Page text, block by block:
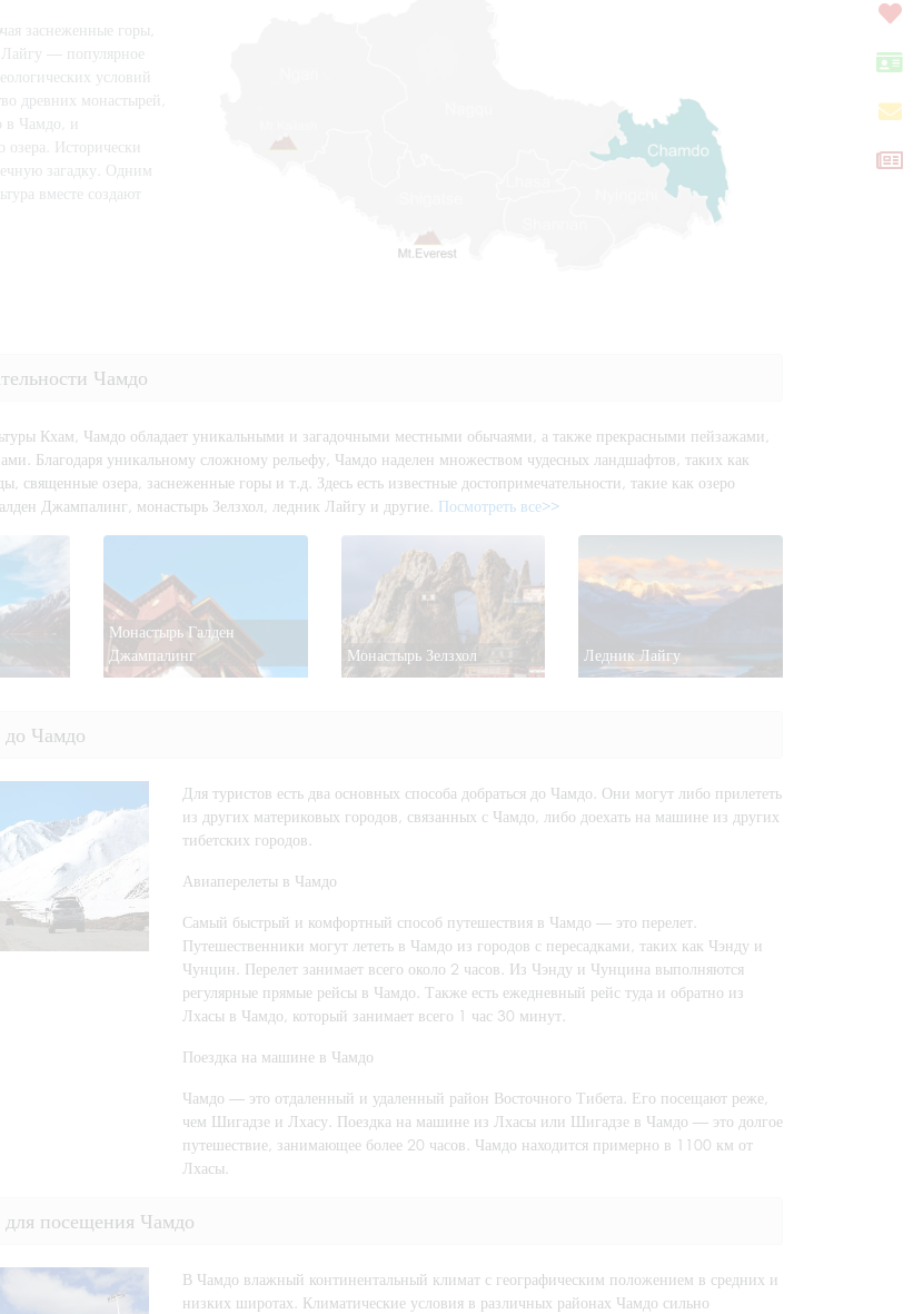
заснеженные горы,
— популярное
условий
древних монастырей,
в Чамдо, и
Исторически
загадку. Одним
вместе создают
Чамдо
Кхам, Чамдо обладает уникальными и загадочными местными обычаями, а также прекрасными пейзажами,
Благодаря уникальному сложному рельефу, Чамдо наделен множеством чудесных ландшафтов, таких как
священные озера, заснеженные горы и т.д. Здесь есть известные достопримечательности, такие как озеро
Джампалинг, монастырь Зелзхол, ледник Лайгу и другие. Посмотреть все>>
Монастырь Галден
Джампалинг
Монастырь Зелзхол Ледник Лайгу
до Чамдо
Для туристов есть два основных способа добраться до Чамдо. Они могут либо прилететь
из других материковых городов, связанных с Чамдо, либо доехать на машине из других
тибетских городов.
Авиаперелеты в Чамдо
Самый быстрый и комфортный способ путешествия в Чамдо — это перелет.
Путешественники могут лететь в Чамдо из городов с пересадками, таких как Чэнду и
Чунцин. Перелет занимает всего около 2 часов. Из Чэнду и Чунцина выполняются
регулярные прямые рейсы в Чамдо. Также есть ежедневный рейс туда и обратно из
Лхасы в Чамдо, который занимает всего 1 час 30 минут.
Поездка на машине в Чамдо
Чамдо — это отдаленный и удаленный район Восточного Тибета. Его посещают реже,
чем Шигадзе и Лхасу. Поездка на машине из Лхасы или Шигадзе в Чамдо — это долгое
путешествие, занимающее более 20 часов. Чамдо находится примерно в 1100 км от
Лхасы.
посещения Чамдо
В Чамдо влажный континентальный климат с географическим положением в средних и
низких широтах. Климатические условия в различных районах Чамдо сильно